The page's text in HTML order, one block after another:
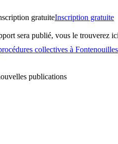
gratuiteInscription gratuite
sera publié, vous le trouverez
collectives à Fontenouilles
publications